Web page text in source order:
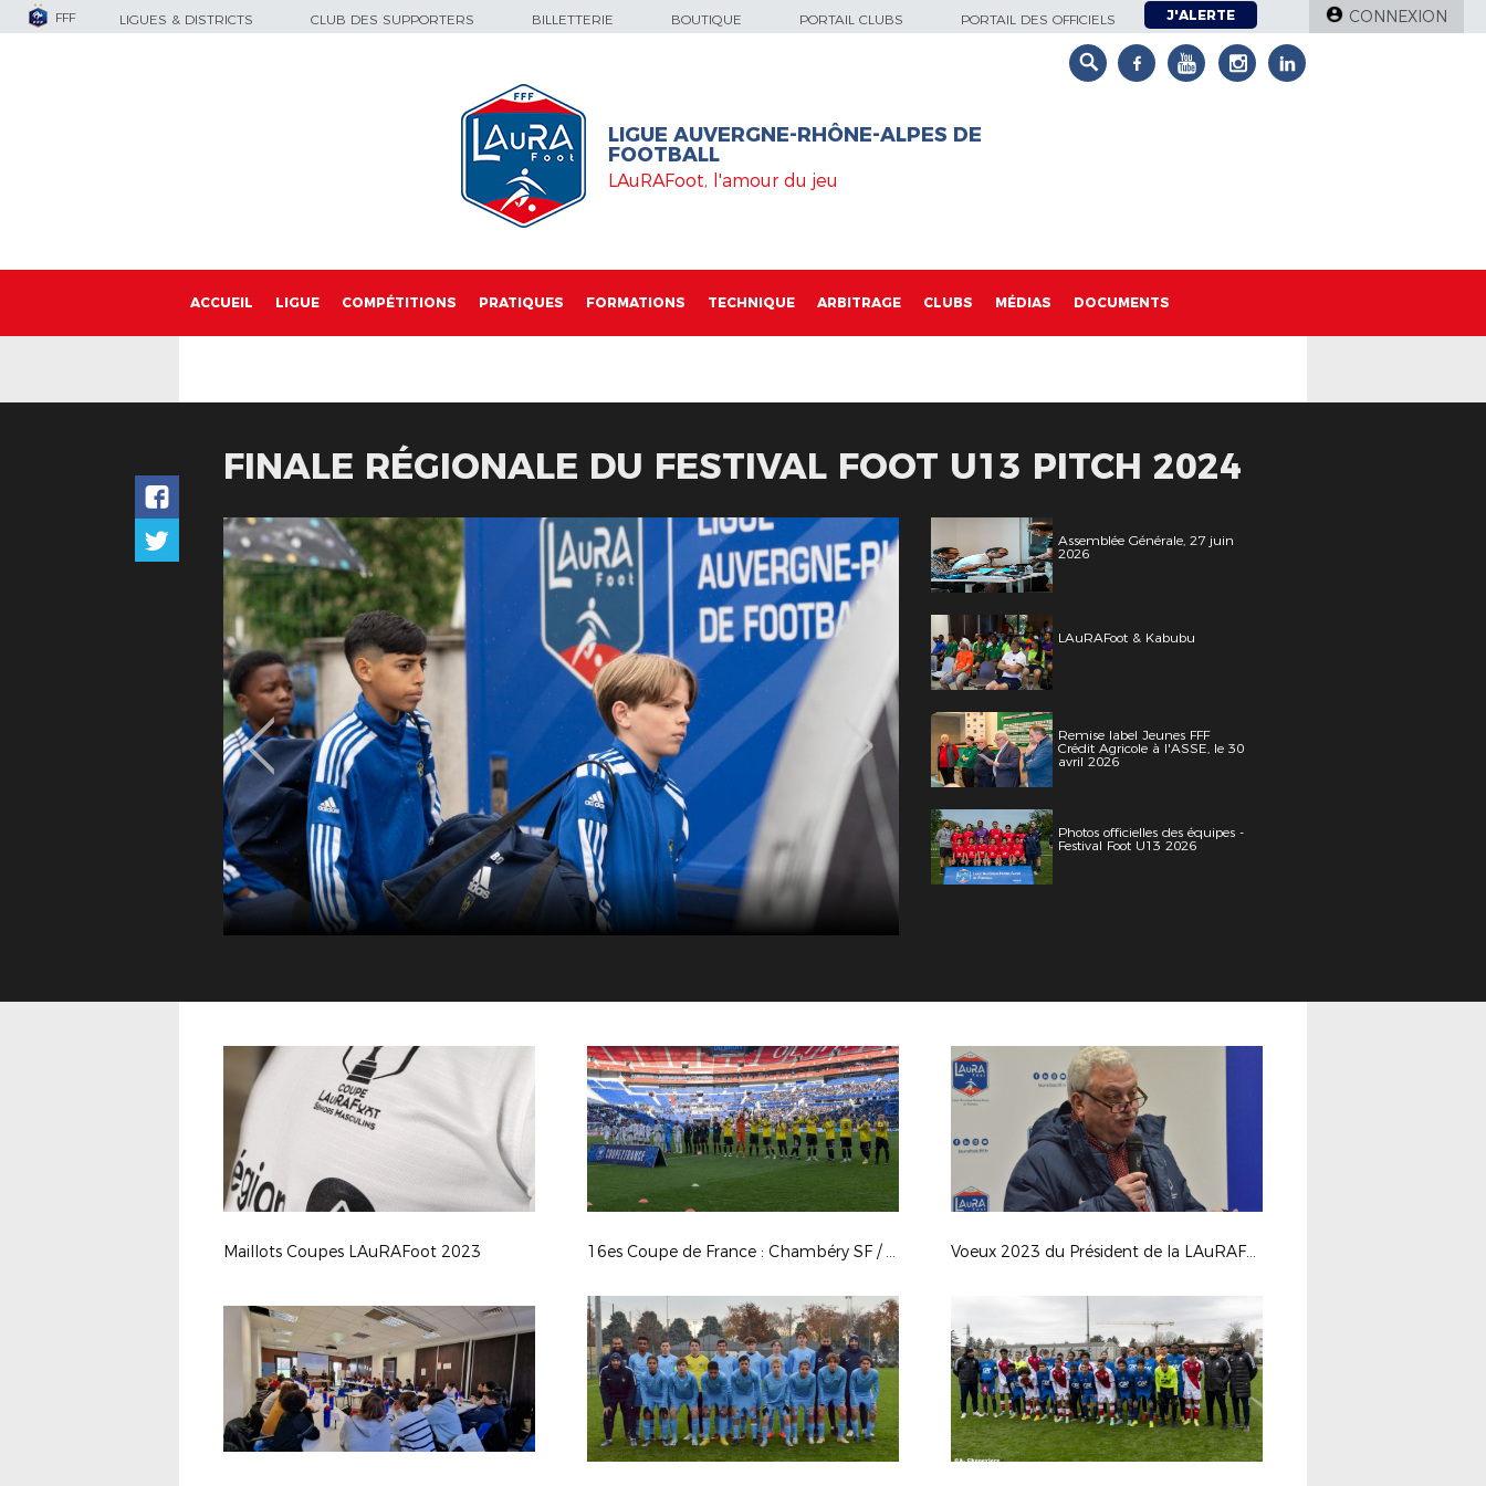
FFF LIGUES & DISTRICTS CLUB DES SUPPORTERS BILLETTERIE BOUTIQUE PORTAIL CLUBS PORTAIL DES OFFICIELS J'ALERTE CONNEXION
LIGUE AUVERGNE-RHÔNE-ALPES DE
FOOTBALL
LAuRAFoot, l'amour du jeu
ACCUEIL LIGUE COMPÉTITIONS PRATIQUES FORMATIONS TECHNIQUE ARBITRAGE CLUBS MÉDIAS DOCUMENTS
FINALE RÉGIONALE DU FESTIVAL FOOT U13 PITCH 2024
Assemblée Générale, 27 juin
2026
LAuRAFoot & Kabubu
Remise label Jeunes FFF
Crédit Agricole à l'ASSE, le 30
avril 2026
Photos officielles des équipes -
Festival Foot U13 2026
Maillots Coupes LAuRAFoot 2023 16es Coupe de France : Chambéry SF / OL Voeux 2023 du Président de la LAuRAFoot